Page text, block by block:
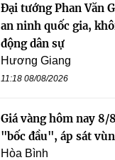
Đại tướng Phan Văn
an ninh quốc gia,
động dân sự
Hương Giang
11:18 08/08/2026
Giá vàng hôm nay 8/
"bốc đầu", áp sát
Hòa Bình